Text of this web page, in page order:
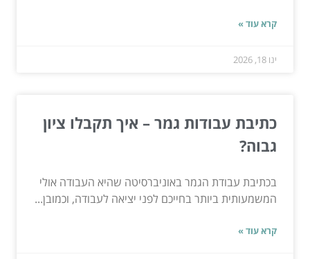
קרא עוד »
ינו 18, 2026
כתיבת עבודות גמר – איך תקבלו ציון
גבוה?
בכתיבת עבודת הגמר באוניברסיטה שהיא העבודה אולי
המשמעותית ביותר בחייכם לפני יציאה לעבודה, וכמובן...
קרא עוד »